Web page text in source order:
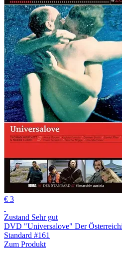
€ 3
Zustand Sehr gut
DVD "Universalove" Der
Standard #161
Zum Produkt